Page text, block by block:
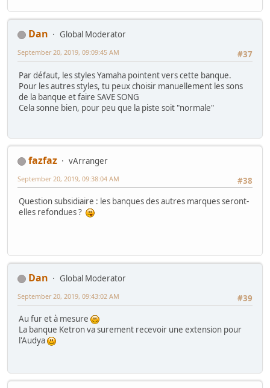
Dan
Global Moderator
#37
September 20, 2019, 09:09:45 AM
Par défaut, les styles Yamaha pointent vers cette banque.
Pour les autres styles, tu peux choisir manuellement les sons
de la banque et faire SAVE SONG
Cela sonne bien, pour peu que la piste soit "normale"
fazfaz
vArranger
#38
September 20, 2019, 09:38:04 AM
Question subsidiaire : les banques des autres marques seront-
elles refondues ?
Dan
Global Moderator
#39
September 20, 2019, 09:43:02 AM
Au fur et à mesure
La banque Ketron va surement recevoir une extension pour
l'Audya